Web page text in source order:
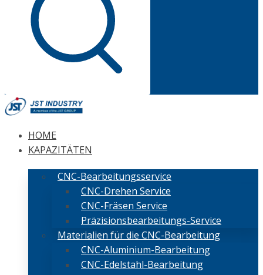
HOME
KAPAZITÄTEN
CNC-Bearbeitungsservice
CNC-Drehen Service
CNC-Fräsen Service
Präzisionsbearbeitungs-Service
Materialien für die CNC-Bearbeitung
CNC-Aluminium-Bearbeitung
CNC-Edelstahl-Bearbeitung